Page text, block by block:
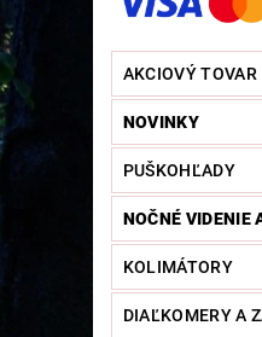
AKCIOVÝ TOVAR
NOVINKY
PUŠKOHĽADY
NOČNÉ VIDENIE
KOLIMÁTORY
DIAĽKOMERY A